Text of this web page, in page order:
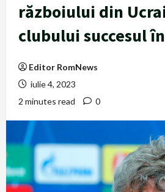
războiului din
clubului succesul
Editor RomNews
iulie 4, 2023
2 minutes read
0